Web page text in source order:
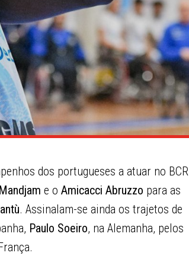
dos portugueses a atuar no BCR
e o Amicacci Abruzzo para as
. Assinalam-se ainda os trajetos de
Paulo Soeiro, na Alemanha, pelos